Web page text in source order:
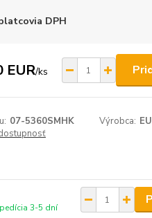
DPH
EUR/ks
07-5360SMHK Výrobca: EU
3-5 dní